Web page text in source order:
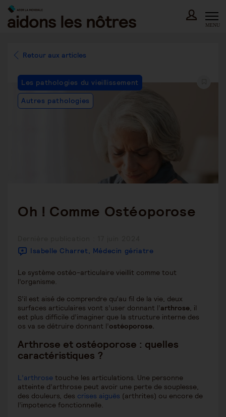
Skip
content
MENU
Retour aux articles
Oh ! Comme Ostéoporose
publiée :
Isabelle Charret, Médecin gériatre
Les pathologies du vieillissement
Autres pathologies
Le système ostéo-articulaire vieillit comme tout
l’organisme.
S’il est aisé de comprendre qu’au fil de la vie, deux
surfaces articulaires vont s’user donnant l’arthrose, il
est plus difficile d’imaginer que la structure interne des
os va se détruire donnant l’ostéoporose.
Arthrose et ostéoporose : quelles
caractéristiques ?
L’arthrose touche les articulations. Une personne
atteinte d’arthrose peut avoir une perte de souplesse,
des douleurs, des crises aiguës (arthrites) ou encore de
l’impotence fonctionnelle.